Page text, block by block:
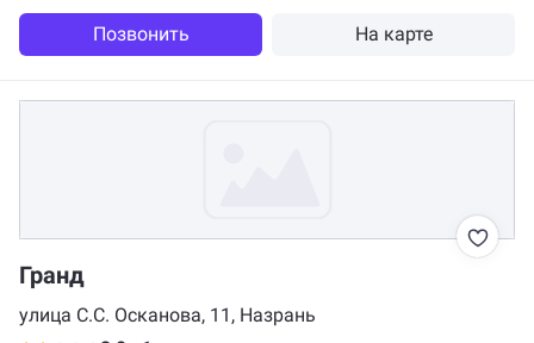
Позвонить На карте
Гранд
улица С.С. Осканова, 11, Назрань